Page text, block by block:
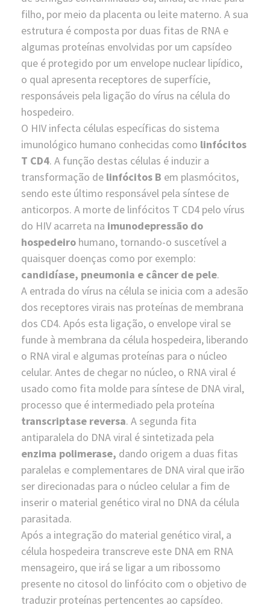
filho, por meio da placenta ou leite materno. A sua
estrutura é composta por duas fitas de RNA e
algumas proteínas envolvidas por um capsídeo
que é protegido por um envelope nuclear lipídico,
o qual apresenta receptores de superfície,
responsáveis pela ligação do vírus na célula do
hospedeiro.
O HIV infecta células específicas do sistema
imunológico humano conhecidas como linfócitos
T CD4. A função destas células é induzir a
transformação de linfócitos B em plasmócitos,
sendo este último responsável pela síntese de
anticorpos. A morte de linfócitos T CD4 pelo vírus
do HIV acarreta na imunodepressão do
hospedeiro humano, tornando-o suscetível a
quaisquer doenças como por exemplo:
candidíase, pneumonia e câncer de pele.
A entrada do vírus na célula se inicia com a adesão
dos receptores virais nas proteínas de membrana
dos CD4. Após esta ligação, o envelope viral se
funde à membrana da célula hospedeira, liberando
o RNA viral e algumas proteínas para o núcleo
celular. Antes de chegar no núcleo, o RNA viral é
usado como fita molde para síntese de DNA viral,
processo que é intermediado pela proteína
transcriptase reversa. A segunda fita
antiparalela do DNA viral é sintetizada pela
enzima polimerase, dando origem a duas fitas
paralelas e complementares de DNA viral que irão
ser direcionadas para o núcleo celular a fim de
inserir o material genético viral no DNA da célula
parasitada.
Após a integração do material genético viral, a
célula hospedeira transcreve este DNA em RNA
mensageiro, que irá se ligar a um ribossomo
presente no citosol do linfócito com o objetivo de
traduzir proteínas pertencentes ao capsídeo.